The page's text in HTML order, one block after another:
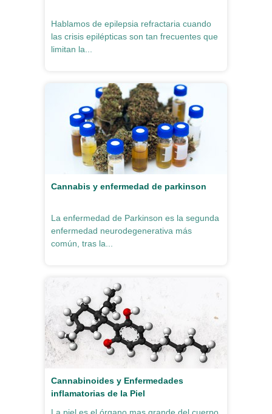
Hablamos de epilepsia refractaria cuando
las crisis epilépticas son tan frecuentes que
limitan la...
Cannabis y enfermedad de parkinson
La enfermedad de Parkinson es la segunda
enfermedad neurodegenerativa más
común, tras la...
Cannabinoides y Enfermedades
inflamatorias de la Piel